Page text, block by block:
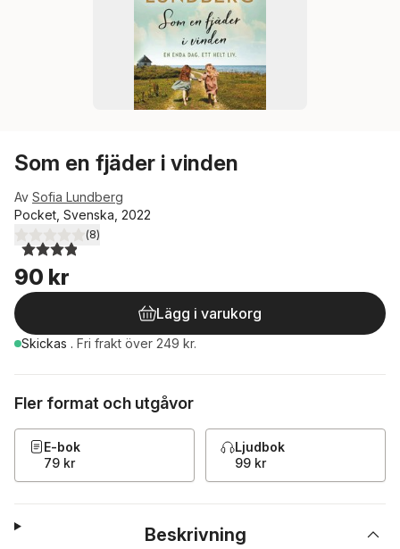
Som en fjäder i vinden
Av Sofia Lundberg
Pocket, Svenska, 2022
3,9utav 5 stjärnor. Totalt antal röster:
(8)
90 kr
Lägg i varukorg
Skickas . Fri frakt över 249 kr.
Fler format och utgåvor
E-bok
79 kr
Ljudbok
99 kr
Beskrivning